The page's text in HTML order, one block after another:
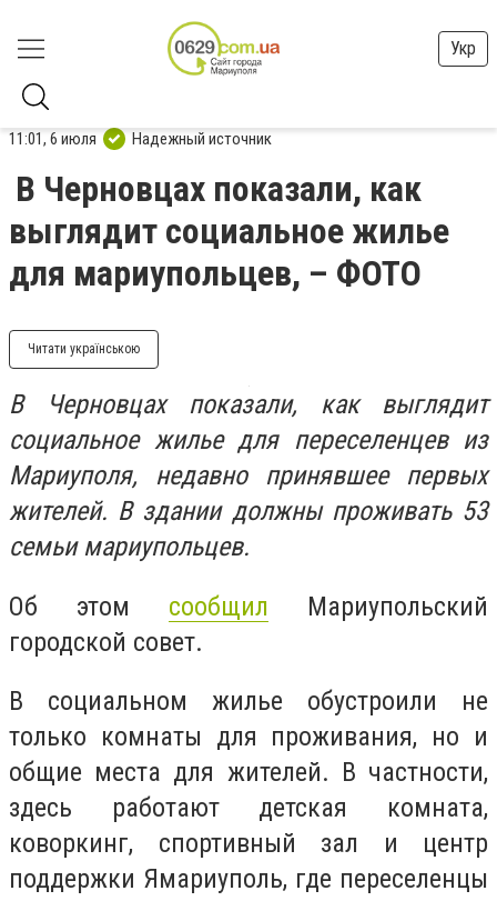
Укр
11:01, 6 июля Надежный источник
В Черновцах показали, как
выглядит социальное жилье
для мариупольцев, – ФОТО
Читати українською
В Черновцах показали, как выглядит
социальное жилье для переселенцев из
Мариуполя, недавно принявшее первых
жителей. В здании должны проживать 53
семьи мариупольцев.
Об этом сообщил Мариупольский
городской совет.
В социальном жилье обустроили не
только комнаты для проживания, но и
общие места для жителей. В частности,
здесь работают детская комната,
коворкинг, спортивный зал и центр
поддержки Ямариуполь, где переселенцы